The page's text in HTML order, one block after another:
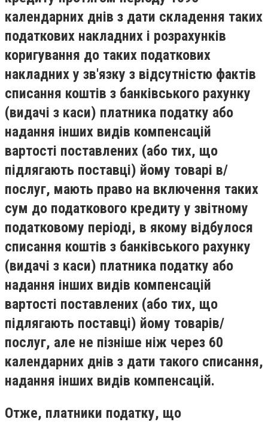
календарних днів з дати складення таких
податкових накладних і розрахунків
коригування до таких податкових
накладних у зв'язку з відсутністю фактів
списання коштів з банківського рахунку
(видачі з каси) платника податку або
надання інших видів компенсацій
вартості поставлених (або тих, що
підлягають поставці) йому товарі в/
послуг, мають право на включення таких
сум до податкового кредиту у звітному
податковому періоді, в якому відбулося
списання коштів з банківського рахунку
(видачі з каси) платника податку або
надання інших видів компенсацій
вартості поставлених (або тих, що
підлягають поставці) йому товарів/
послуг, але не пізніше ніж через 60
календарних днів з дати такого списання,
надання інших видів компенсацій.
Отже, платники податку, що